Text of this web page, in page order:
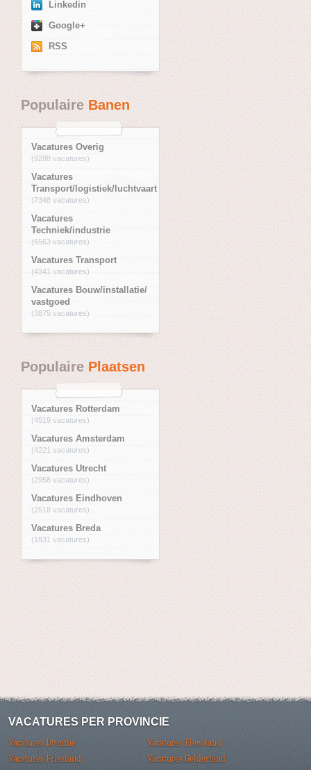
Linkedin
Google+
RSS
PopulaireBanen
Vacatures Overig
(9288 vacatures)
Vacatures
Transport/logistiek/luchtvaart
(7348 vacatures)
Vacatures
Techniek/industrie
(6563 vacatures)
Vacatures Transport
(4341 vacatures)
Vacatures Bouw/installatie/
vastgoed
(3875 vacatures)
PopulairePlaatsen
Vacatures Rotterdam
(4519 vacatures)
Vacatures Amsterdam
(4221 vacatures)
Vacatures Utrecht
(2958 vacatures)
Vacatures Eindhoven
(2518 vacatures)
Vacatures Breda
(1831 vacatures)
VACATURES PER PROVINCIE
Vacatures Drenthe
Vacatures Flevoland
Vacatures Friesland
Vacatures Gelderland